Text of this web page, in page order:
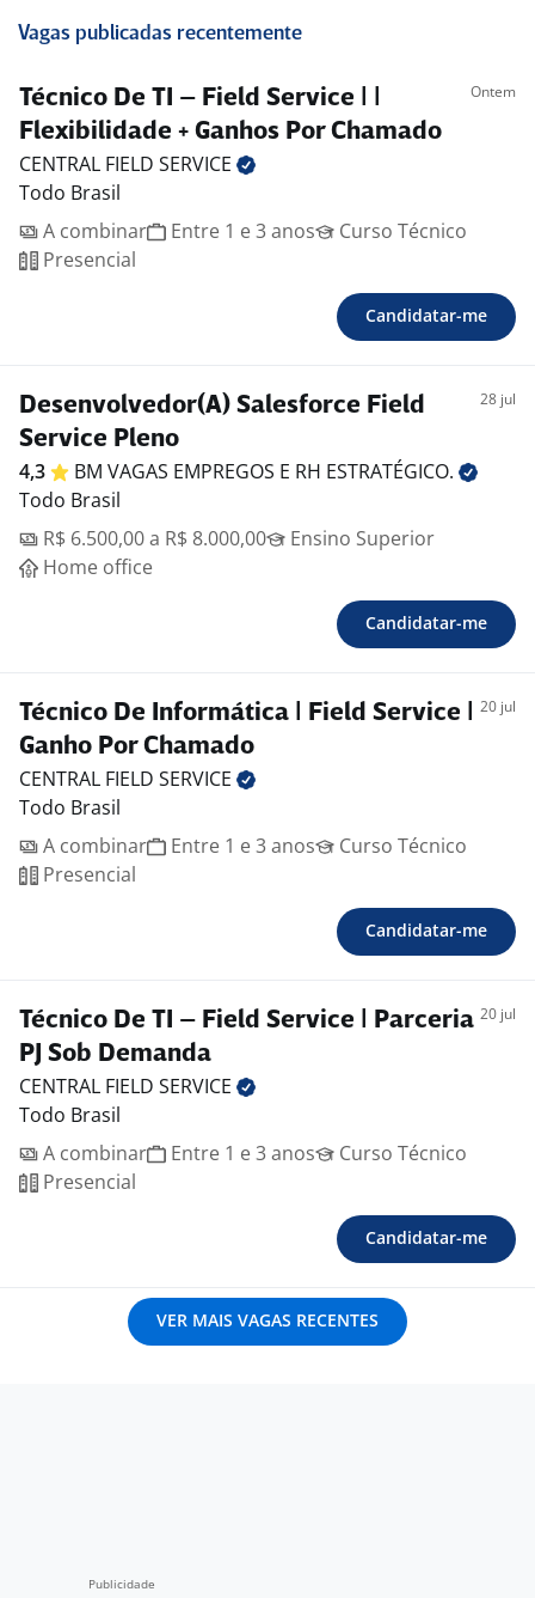
Vagas publicadas recentemente
Técnico De TI – Field Service | |
Flexibilidade + Ganhos Por Chamado
Ontem
CENTRAL FIELD SERVICE
Todo Brasil
A combinar
Entre 1 e 3 anos
Curso Técnico
Presencial
Candidatar-me
Desenvolvedor(A) Salesforce Field
Service Pleno
28 jul
4,3 BM VAGAS EMPREGOS E RH ESTRATÉGICO.
Todo Brasil
R$ 6.500,00 a R$ 8.000,00
Ensino Superior
Home office
Candidatar-me
Técnico De Informática | Field Service |
Ganho Por Chamado
20 jul
CENTRAL FIELD SERVICE
Todo Brasil
A combinar
Entre 1 e 3 anos
Curso Técnico
Presencial
Candidatar-me
Técnico De TI – Field Service | Parceria
PJ Sob Demanda
20 jul
CENTRAL FIELD SERVICE
Todo Brasil
A combinar
Entre 1 e 3 anos
Curso Técnico
Presencial
Candidatar-me
VER MAIS VAGAS RECENTES